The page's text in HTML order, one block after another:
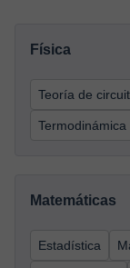
Física
Teoría de
Termodinámica
Matemáticas
Estadística